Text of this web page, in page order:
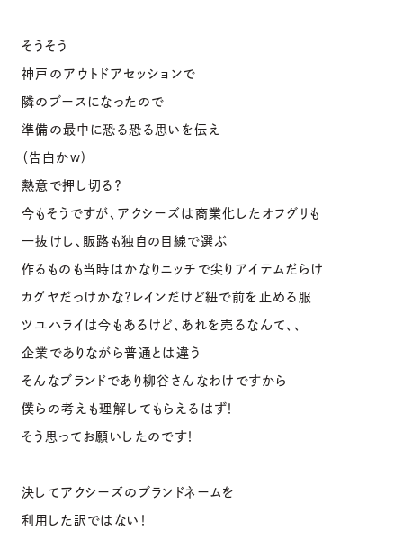
そうそう
神戸のアウトドアセッションで
隣のブースになったので
準備の最中に恐る恐る思いを伝え
（告白かw)
熱意で押し切る？
今もそうですが、アクシーズは商業化したオフグリも
一抜けし、販路も独自の目線で選ぶ
作るものも当時はかなりニッチで尖りアイテムだらけ
カグヤだっけかな？レインだけど紐で前を止める服
ツユハライは今もあるけど、あれを売るなんて、、
企業でありながら普通とは違う
そんなブランドであり柳谷さんなわけですから
僕らの考えも理解してもらえるはず！
そう思ってお願いしたのです！
決してアクシーズのブランドネームを
利用した訳ではない！